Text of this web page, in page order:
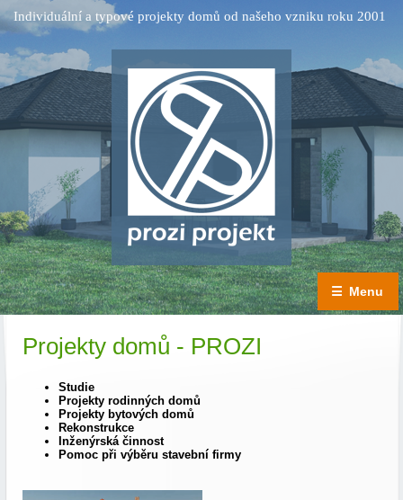
Individuální a typové projekty domů od našeho vzniku roku 2001
☰ Menu
Projekty domů - PROZI
Studie
Projekty rodinných domů
Projekty bytových domů
Rekonstrukce
Inženýrská činnost
Pomoc při výběru stavební firmy